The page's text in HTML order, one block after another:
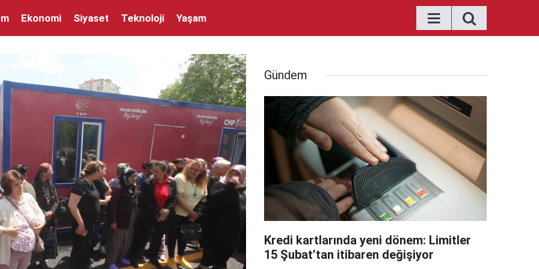
Ekonomi Siyaset Teknoloji Yaşam
Gündem
Kredi kartlarında yeni dönem: Limitler
15 Şubat’tan itibaren değişiyor